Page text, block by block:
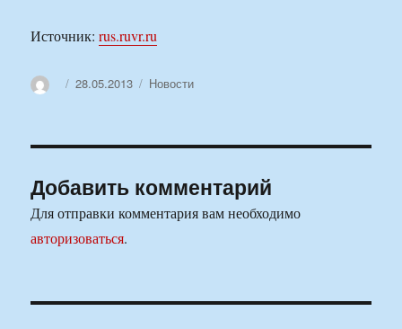
Источник:rus.ruvr.ru
АвторОпубликовано
28.05.2013 Рубрики
Новости
Добавить комментарий
Для отправки комментария вам необходимо
авторизоваться.